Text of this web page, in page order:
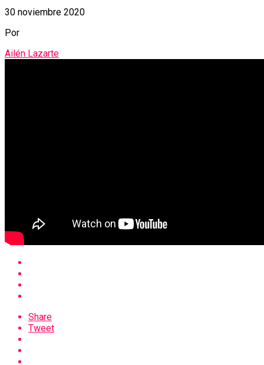
30 noviembre 2020
Por
Ailén Lazarte
Share
Tweet